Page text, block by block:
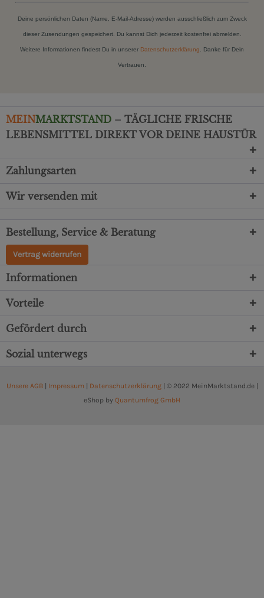
Deine persönlichen Daten (Name, E-Mail-Adresse) werden ausschließlich zum Zweck
dieser Zusendungen gespeichert. Du kannst Dich jederzeit kostenfrei abmelden.
Weitere Informationen findest Du in unserer Datenschutzerklärung . Danke für Dein
Vertrauen.
MEINMARKTSTAND – TÄGLICHE FRISCHE
LEBENSMITTEL DIREKT VOR DEINE HAUSTÜR
Zahlungsarten
Wir versenden mit
Bestellung, Service & Beratung
Vertrag widerrufen
Informationen
Vorteile
Gefördert durch
Sozial unterwegs
Unsere AGB| Impressum Datenschutzerklärung| © 2022 MeinMarktstand.de |
eShop by Quantumfrog GmbH